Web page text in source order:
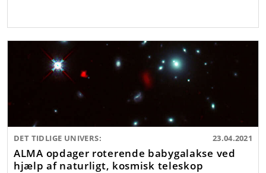
DET TIDLIGE UNIVERS: 23.04.2021
ALMA opdager roterende babygalakse ved
hjælp af naturligt, kosmisk teleskop